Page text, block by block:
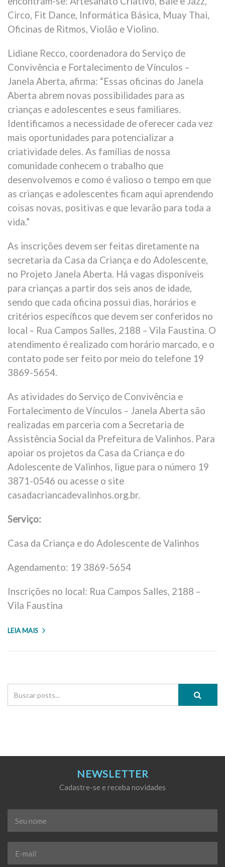
Circo, Fit Dance, Informática Básica, Muay Thai,
Oficinas de Ritmos, Violão e Violino.
Lidiane Recco, coordenadora do Serviço de
Convivência e Fortalecimento de Vínculos –
Janela Aberta, afirma: “Essas oficinas do Janela
Aberta abrem novas possibilidades para as
crianças e adolescentes e seus familiares.
Identificamos a necessidade de oferecer cada vez
mais oportunidades para potencializar a
criatividade deles. As famílias de nossa
comunidade conhecem o trabalho que
desenvolvemos e como é valioso o tempo em que
as crianças e adolescentes ficam aqui aprendendo
coisas novas, positivas e que levarão para toda a
vida.”
As inscrições devem ser feitas diretamente na
secretaria da Casa da Criança e do Adolescente,
no Projeto Janela Aberta. Há vagas disponíveis
para crianças a partir dos seis anos de idade,
sendo que cada oficina possui dias, horários e
critérios específicos que devem ser conferidos no
local – Rua Campos Salles, 2188 – Vila Faustina. O
atendimento é realizado com horário marcado, e o
contato pode ser feito por meio do telefone 19
3869-5654.
As atividades do Serviço de Convivência e
Fortalecimento de Vínculos – Janela Aberta são
realizadas em parceria com a Secretaria de
Assistência Social da Prefeitura de Valinhos. Para
apoiar os projetos da Casa da Criança e do
Adolescente de Valinhos, ligue para o número 19
3871-0546 ou acesse o site
casadacriancadevalinhos.org.br.
Serviço:
Casa da Criança e do Adolescente de Valinhos
Agendamento: 19 3869-5654
Inscrições no local: Rua Campos Salles, 2188 –
Vila Faustina
LEIA MAIS
NEWSLETTER
Cadastre-se e receba novidades
Seu
nome
E-
mail